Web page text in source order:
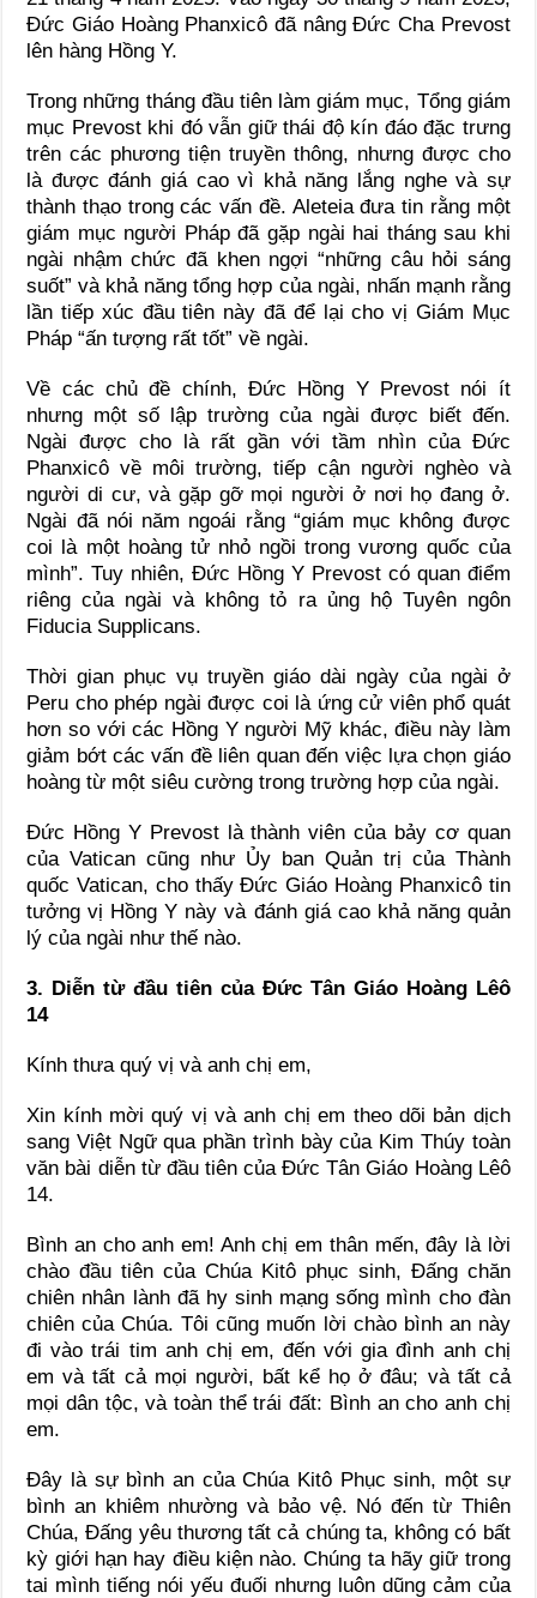
Đức Giáo Hoàng Phanxicô đã nâng Đức Cha Prevost
lên hàng Hồng Y.
Trong những tháng đầu tiên làm giám mục, Tổng giám
mục Prevost khi đó vẫn giữ thái độ kín đáo đặc trưng
trên các phương tiện truyền thông, nhưng được cho
là được đánh giá cao vì khả năng lắng nghe và sự
thành thạo trong các vấn đề. Aleteia đưa tin rằng một
giám mục người Pháp đã gặp ngài hai tháng sau khi
ngài nhậm chức đã khen ngợi “những câu hỏi sáng
suốt” và khả năng tổng hợp của ngài, nhấn mạnh rằng
lần tiếp xúc đầu tiên này đã để lại cho vị Giám Mục
Pháp “ấn tượng rất tốt” về ngài.
Về các chủ đề chính, Đức Hồng Y Prevost nói ít
nhưng một số lập trường của ngài được biết đến.
Ngài được cho là rất gần với tầm nhìn của Đức
Phanxicô về môi trường, tiếp cận người nghèo và
người di cư, và gặp gỡ mọi người ở nơi họ đang ở.
Ngài đã nói năm ngoái rằng “giám mục không được
coi là một hoàng tử nhỏ ngồi trong vương quốc của
mình”. Tuy nhiên, Đức Hồng Y Prevost có quan điểm
riêng của ngài và không tỏ ra ủng hộ Tuyên ngôn
Fiducia Supplicans.
Thời gian phục vụ truyền giáo dài ngày của ngài ở
Peru cho phép ngài được coi là ứng cử viên phổ quát
hơn so với các Hồng Y người Mỹ khác, điều này làm
giảm bớt các vấn đề liên quan đến việc lựa chọn giáo
hoàng từ một siêu cường trong trường hợp của ngài.
Đức Hồng Y Prevost là thành viên của bảy cơ quan
của Vatican cũng như Ủy ban Quản trị của Thành
quốc Vatican, cho thấy Đức Giáo Hoàng Phanxicô tin
tưởng vị Hồng Y này và đánh giá cao khả năng quản
lý của ngài như thế nào.
3. Diễn từ đầu tiên của Đức Tân Giáo Hoàng Lêô
14
Kính thưa quý vị và anh chị em,
Xin kính mời quý vị và anh chị em theo dõi bản dịch
sang Việt Ngữ qua phần trình bày của Kim Thúy toàn
văn bài diễn từ đầu tiên của Đức Tân Giáo Hoàng Lêô
14.
Bình an cho anh em! Anh chị em thân mến, đây là lời
chào đầu tiên của Chúa Kitô phục sinh, Đấng chăn
chiên nhân lành đã hy sinh mạng sống mình cho đàn
chiên của Chúa. Tôi cũng muốn lời chào bình an này
đi vào trái tim anh chị em, đến với gia đình anh chị
em và tất cả mọi người, bất kể họ ở đâu; và tất cả
mọi dân tộc, và toàn thể trái đất: Bình an cho anh chị
em.
Đây là sự bình an của Chúa Kitô Phục sinh, một sự
bình an khiêm nhường và bảo vệ. Nó đến từ Thiên
Chúa, Đấng yêu thương tất cả chúng ta, không có bất
kỳ giới hạn hay điều kiện nào. Chúng ta hãy giữ trong
tai mình tiếng nói yếu đuối nhưng luôn dũng cảm của